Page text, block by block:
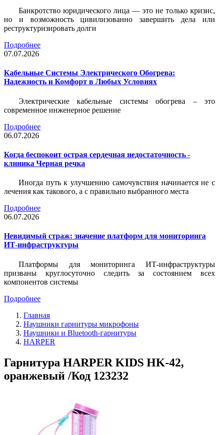
Банкротство юридического лица — это не только кризис,
но и возможность цивилизованно завершить дела или
реструктуризировать долги
Подробнее
07.07.2026
Кабельные Системы Электрического Обогрева:
Надежность и Комфорт в Любых Условиях
Электрические кабельные системы обогрева – это
современное инженерное решение
Подробнее
06.07.2026
Когда беспокоит острая сердечная недостаточность -
клиника Черная речка
Иногда путь к улучшению самочувствия начинается не с
лечения как такового, а с правильно выбранного места
Подробнее
06.07.2026
Невидимый страж: значение платформ для мониторинга
ИТ-инфраструктуры
Платформы для мониторинга ИТ-инфраструктуры
призваны круглосуточно следить за состоянием всех
компонентов системы
Подробнее
Главная
Наушники гарнитуры микрофоны
Наушники и Bluetooth-гарнитуры
HARPER
Гарнитура HARPER KIDS HK-42,
оранжевый /Код 123232